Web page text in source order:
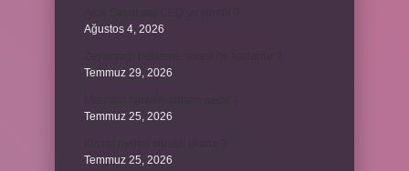
Ağustos 4, 2026
Temmuz 29, 2026
Temmuz 25, 2026
Temmuz 25, 2026